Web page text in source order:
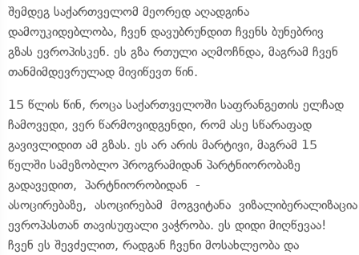
შემდეგ საქართველომ მეორედ აღადგინა
დამოუკიდებლობა, ჩვენ დავუბრუნდით ჩვენს ბუნებრივ
გზას ევროპისკენ. ეს გზა რთული აღმოჩნდა, მაგრამ ჩვენ
თანმიმდევრულად მივიწევთ წინ.
15 წლის წინ, როცა საქართველოში საფრანგეთის ელჩად
ჩამოვედი, ვერ წარმოვიდგენდი, რომ ასე სწარაფად
გავივლიდით ამ გზას. ეს არ არის მარტივი, მაგრამ 15
წელში სამეზობლო პროგრამიდან პარტნიორობაზე
გადავედით, პარტნიორობიდან -
ასოცირებაზე, ასოცირებამ მოგვიტანა
ევროპასთან თავისუფალი ვაჭრობა. ეს დიდი მიღწევაა!
ჩვენ ეს შევძელით, რადგან ჩვენი მოსახლეობა და